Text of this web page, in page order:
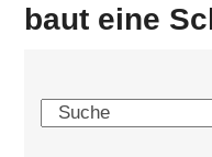
baut eine
Search